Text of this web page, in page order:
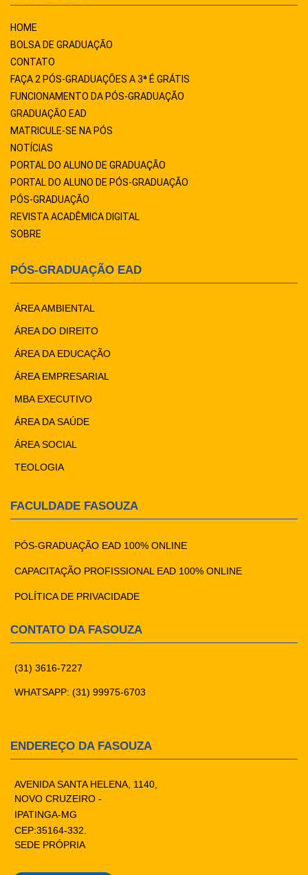
HOME
BOLSA DE GRADUAÇÃO
CONTATO
FAÇA 2 PÓS-GRADUAÇÕES A 3ª É GRÁTIS
FUNCIONAMENTO DA PÓS-GRADUAÇÃO
GRADUAÇÃO EAD
MATRICULE-SE NA PÓS
NOTÍCIAS
PORTAL DO ALUNO DE GRADUAÇÃO
PORTAL DO ALUNO DE PÓS-GRADUAÇÃO
PÓS-GRADUAÇÃO
REVISTA ACADÊMICA DIGITAL
SOBRE
PÓS-GRADUAÇÃO EAD
ÁREA AMBIENTAL
ÁREA DO DIREITO
ÁREA DA EDUCAÇÃO
ÁREA EMPRESARIAL
MBA EXECUTIVO
ÁREA DA SAÚDE
ÁREA SOCIAL
TEOLOGIA
FACULDADE FASOUZA
PÓS-GRADUAÇÃO EAD 100% ONLINE
CAPACITAÇÃO PROFISSIONAL EAD 100% ONLINE
POLÍTICA DE PRIVACIDADE
CONTATO DA FASOUZA
(31) 3616-7227
WHATSAPP: (31) 99975-6703
ENDEREÇO DA FASOUZA
AVENIDA SANTA HELENA, 1140,
NOVO CRUZEIRO -
IPATINGA-MG
CEP:35164-332.
SEDE PRÓPRIA